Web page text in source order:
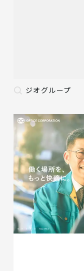
ジオグループ